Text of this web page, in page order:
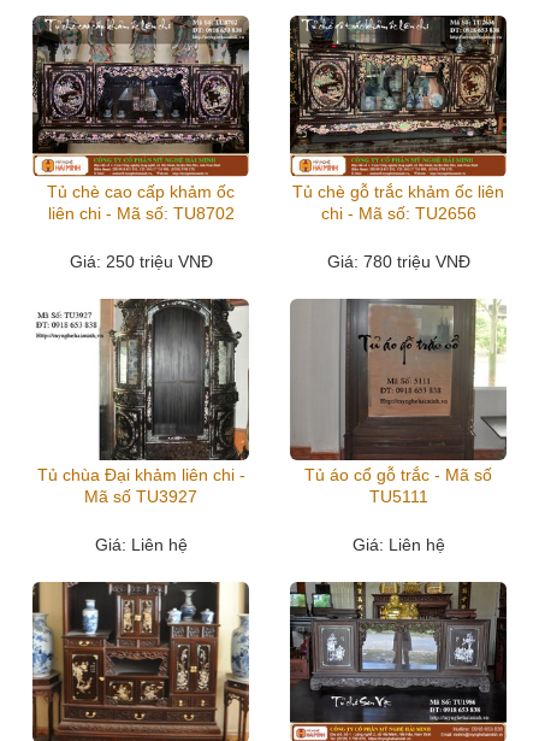
Tủ chè cao cấp khảm ốc
liên chi - Mã số: TU8702
Giá: 250 triệu VNĐ
Tủ chè gỗ trắc khảm ốc liên
chi - Mã số: TU2656
Giá: 780 triệu VNĐ
Tủ chùa Đại khảm liên chi -
Mã số TU3927
Giá: Liên hệ
Tủ áo cổ gỗ trắc - Mã số
TU5111
Giá: Liên hệ